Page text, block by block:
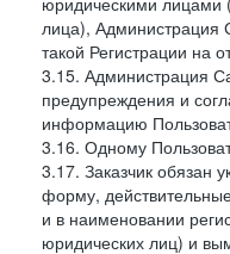
лица), Администрация
такой Регистрации на
3.15. Администрация
предупреждения и
информацию
3.16. Одному
3.17. Заказчик обязан
форму,
и в наименовании
юридических лиц) и